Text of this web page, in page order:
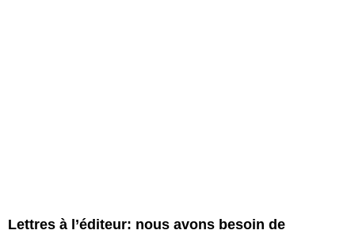
Lettres à l’éditeur: nous avons besoin de